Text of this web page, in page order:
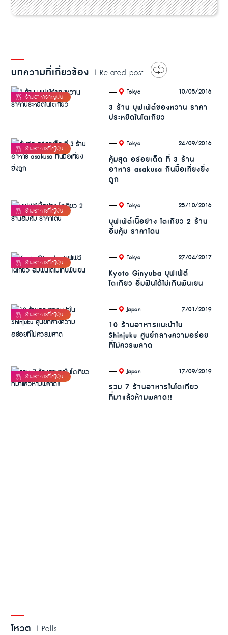
บทความที่เกี่ยวข้อง | Related post
. Tokyo 10/05/2016
3 ร้าน บุฟเฟ่ต์ของหวาน ราคา
ประหยัดในโตเกียว
. Tokyo 24/09/2016
คุ้มสุด อร่อยเด็ด ที่ 3 ร้าน
อาหาร asakusa กินมื้อเที่ยงยิ่ง
ถูก
. Tokyo 25/10/2016
บุฟเฟ่ต์เนื้อย่าง โตเกียว 2 ร้าน
อิ่มคุ้ม ราคาโดน
. Tokyo 27/04/2017
Kyoto Ginyuba บุฟเฟ่ต์
โตเกียว อิ่มฟินได้ไม่เกินพันเยน
. Japan 7/01/2019
10 ร้านอาหารแนะนำใน
Shinjuku ศูนย์กลางความอร่อย
ที่ไม่ควรพลาด
. Japan 17/09/2019
รวม 7 ร้านอาหารในโตเกียว
ที่มาแล้วห้ามพลาด!!
โหวต | Polls